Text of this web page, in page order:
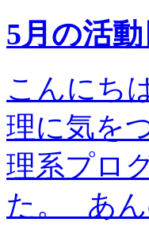
5月の活
こんにち
理に気を
理系プロ
た。 あん